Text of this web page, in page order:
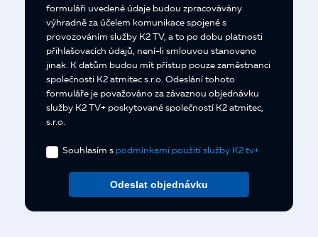
formuláři uvedené údaje budou zpracovávány
výhradně za účelem komunikace spojené s
provozováním služby K2 TV, a to po dobu platnosti
přihlašovacích údajů, není-li smlouvou stanoveno
jinak. K datům budou mít přístup pouze zaměstnanci
společnosti K2 atmitec s.r.o. Odeslání tohoto
formuláře je považováno za závaznou objednávku
služby K2 TV+ poskytované společností K2 atmitec,
s.r.o.
Souhlasím s podmínkami použití služby K2 tv+
Odeslat objednávku